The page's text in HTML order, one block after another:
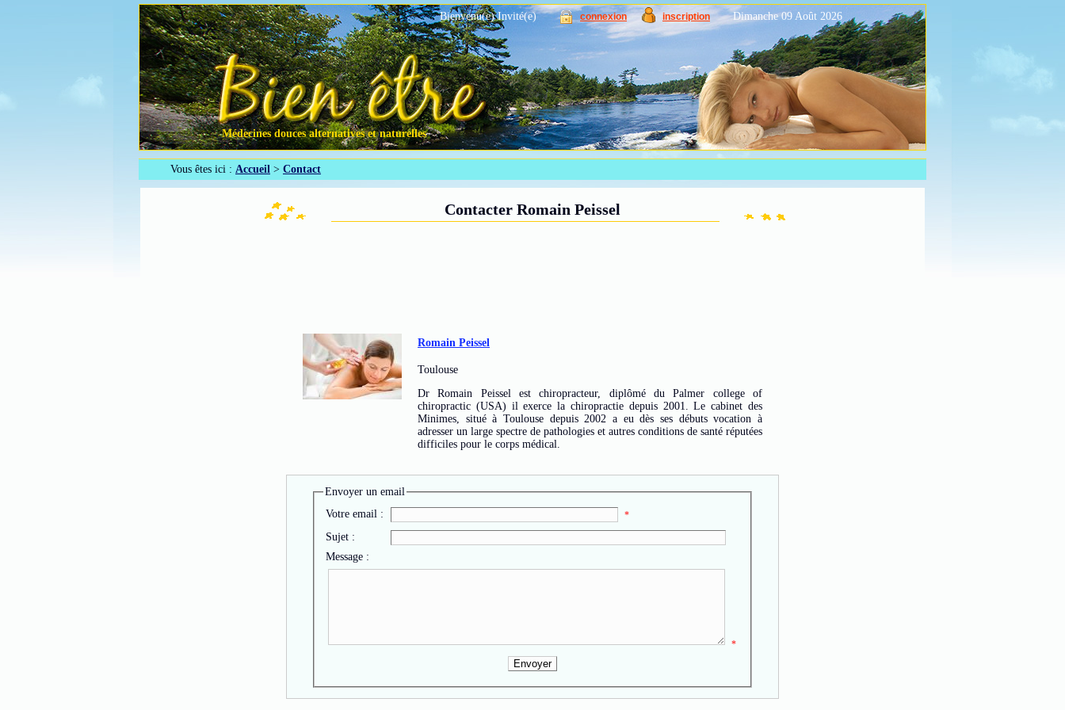
Bienvenu(e) Invité(e) connexion inscription Dimanche 09 Août 2026
Médecines douces alternatives et naturelles
Vous êtes ici : Accueil > Contact
Contacter Romain Peissel
Romain Peissel
Toulouse
Dr Romain Peissel est chiropracteur, diplômé du Palmer college of
chiropractic (USA) il exerce la chiropractie depuis 2001. Le cabinet des
Minimes, situé à Toulouse depuis 2002 a eu dès ses débuts vocation à
adresser un large spectre de pathologies et autres conditions de santé réputées
difficiles pour le corps médical.
Envoyer un email
Votre email :
*
Sujet :
Message :
*